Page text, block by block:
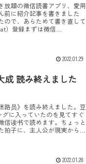
放題の微信読書アプリ、愛用
前に紹介記事を書きました
ので、あらためて書き直して
）登録まずは微信
2022.01.29
成 読み終えました
路员》を読み終えました。豆
グに入っていたのを見てすぐ
信读书で読めます。ちょっと
子に、主人公が現実から迷
2022.01.28